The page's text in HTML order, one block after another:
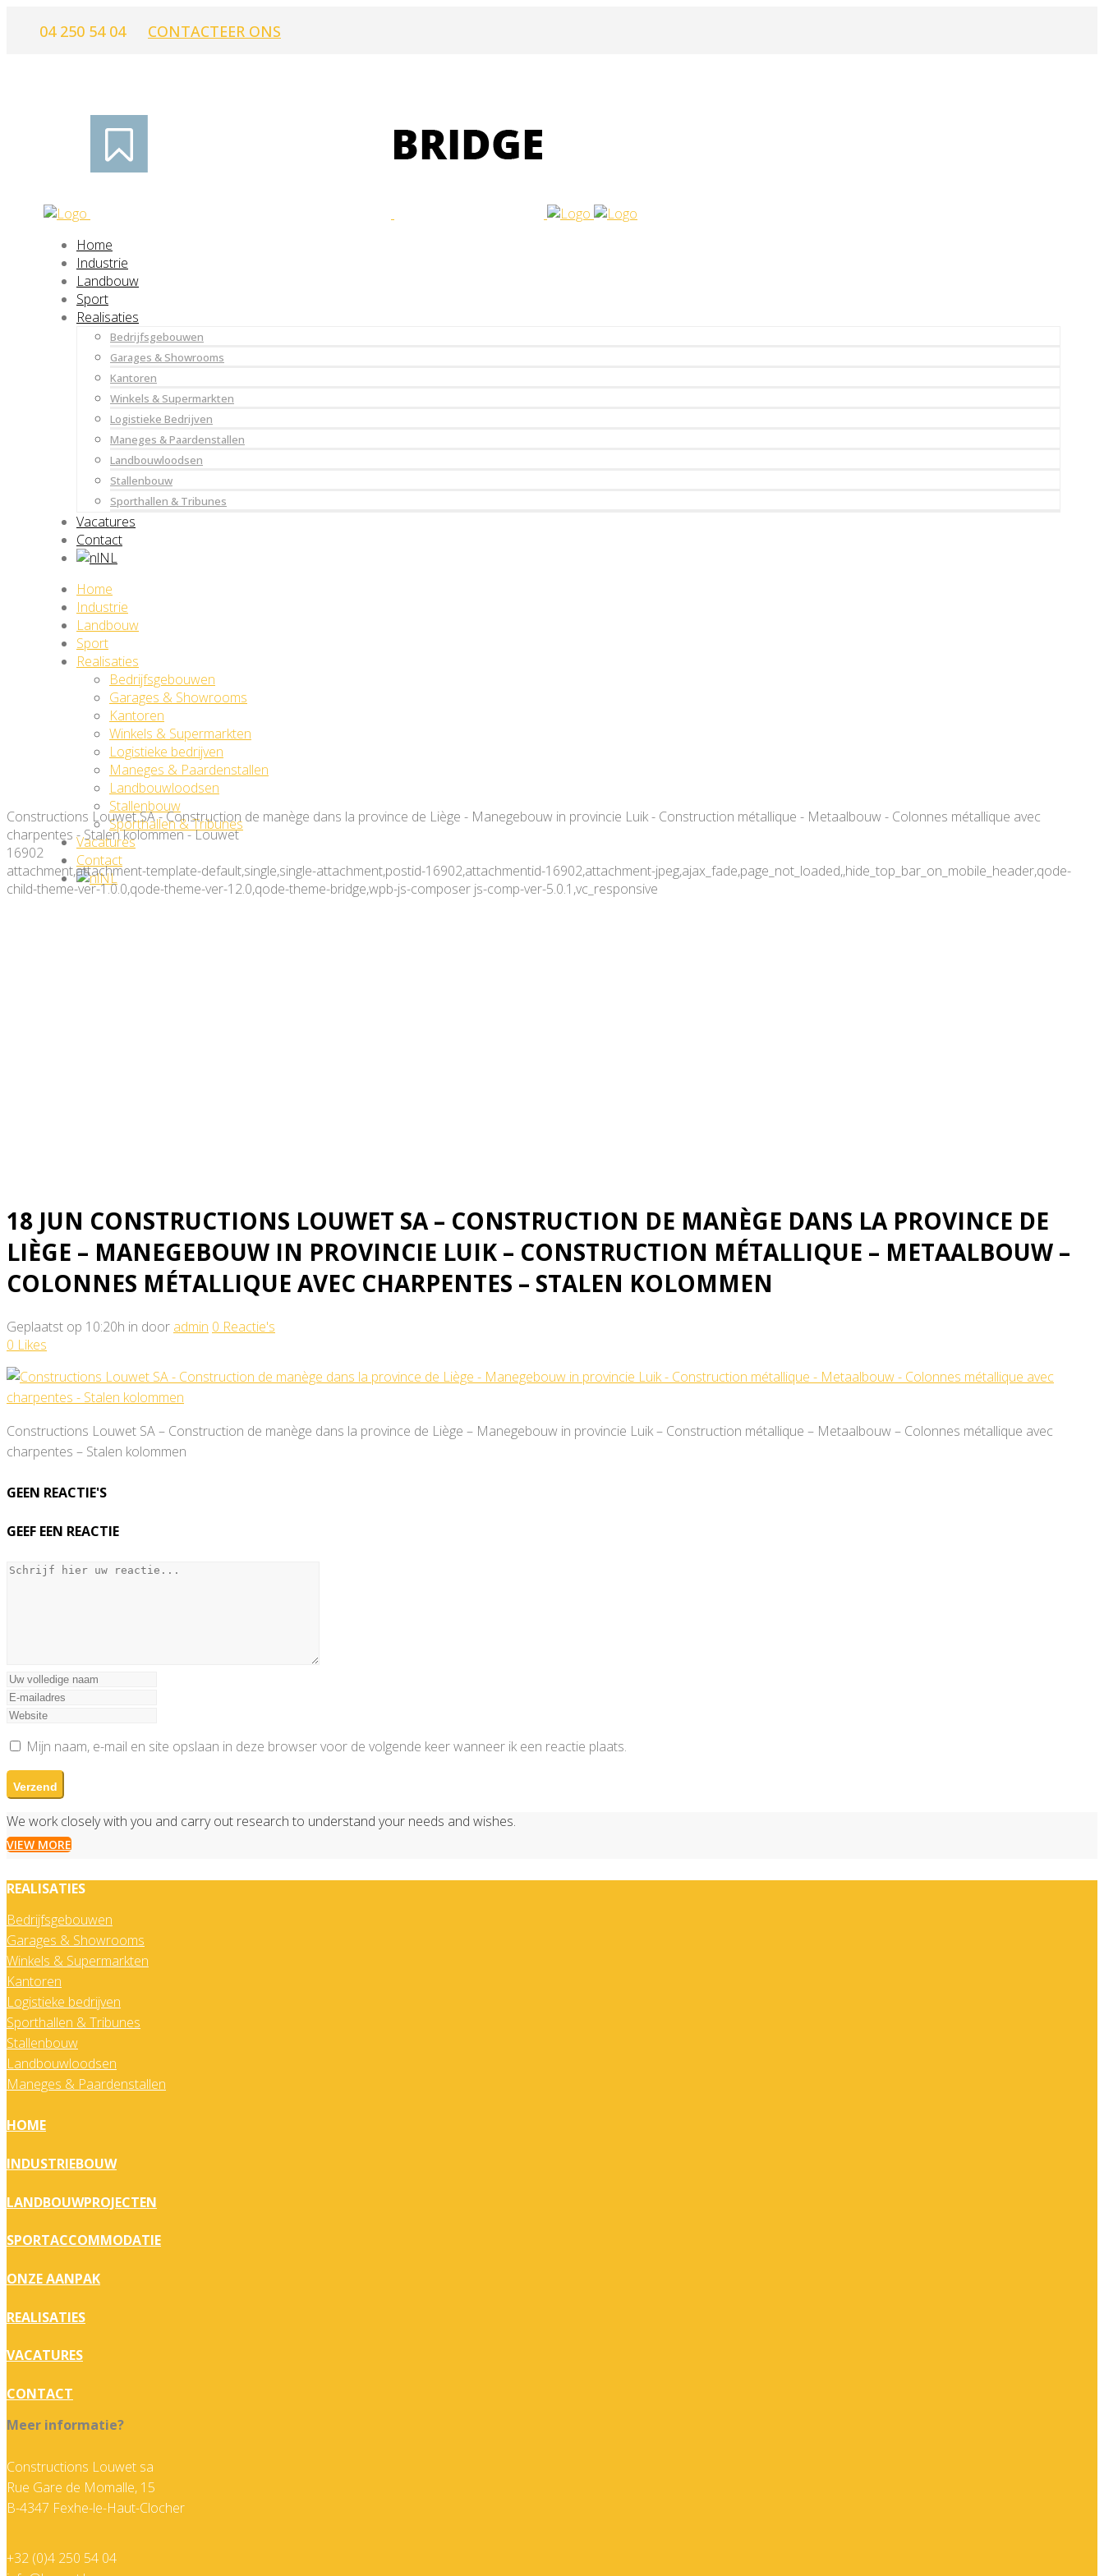
04 250 54 04 CONTACTEER ONS
Home
Industrie
Landbouw
Sport
Realisaties
Bedrijfsgebouwen
Garages & Showrooms
Kantoren
Winkels & Supermarkten
Logistieke Bedrijven
Maneges & Paardenstallen
Landbouwloodsen
Stallenbouw
Sporthallen & Tribunes
Vacatures
Contact
NL
Home
Industrie
Landbouw
Sport
Realisaties
Bedrijfsgebouwen
Garages & Showrooms
Kantoren
Winkels & Supermarkten
Logistieke bedrijven
Maneges & Paardenstallen
Landbouwloodsen
Stallenbouw
Sporthallen & Tribunes
Vacatures
Contact
NL
Constructions Louwet SA - Construction de manège dans la province de Liège - Manegebouw in provincie Luik - Construction métallique - Metaalbouw - Colonnes métallique avec
charpentes - Stalen kolommen - Louwet
16902
attachment,attachment-template-default,single,single-attachment,postid-16902,attachmentid-16902,attachment-jpeg,ajax_fade,page_not_loaded,,hide_top_bar_on_mobile_header,qode-
child-theme-ver-1.0.0,qode-theme-ver-12.0,qode-theme-bridge,wpb-js-composer js-comp-ver-5.0.1,vc_responsive
18 JUN CONSTRUCTIONS LOUWET SA – CONSTRUCTION DE MANÈGE DANS LA PROVINCE DE
LIÈGE – MANEGEBOUW IN PROVINCIE LUIK – CONSTRUCTION MÉTALLIQUE – METAALBOUW –
COLONNES MÉTALLIQUE AVEC CHARPENTES – STALEN KOLOMMEN
Geplaatst op 10:20h in door admin 0 Reactie's
0 Likes
Constructions Louwet SA – Construction de manège dans la province de Liège – Manegebouw in provincie Luik – Construction métallique – Metaalbouw – Colonnes métallique avec
charpentes – Stalen kolommen
GEEN REACTIE'S
GEEF EEN REACTIE
Mijn naam, e-mail en site opslaan in deze browser voor de volgende keer wanneer ik een reactie plaats.
We work closely with you and carry out research to understand your needs and wishes.
VIEW MORE
REALISATIES
Bedrijfsgebouwen
Garages & Showrooms
Winkels & Supermarkten
Kantoren
Logistieke bedrijven
Sporthallen & Tribunes
Stallenbouw
Landbouwloodsen
Maneges & Paardenstallen
HOME
INDUSTRIEBOUW
LANDBOUWPROJECTEN
SPORTACCOMMODATIE
ONZE AANPAK
REALISATIES
VACATURES
CONTACT
Meer informatie?
Constructions Louwet sa
Rue Gare de Momalle, 15
B-4347 Fexhe-le-Haut-Clocher
+32 (0)4 250 54 04